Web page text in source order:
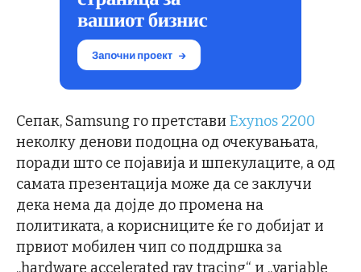
Сепак, Samsung го претстави Exynos 2200
неколку денови подоцна од очекувањата,
поради што се појавија и шпекулаците, а од
самата презентација може да се заклучи
дека нема да дојде до промена на
политиката, а корисниците ќе го добијат и
првиот мобилен чип со поддршка за
„hardware accelerated ray tracing“ и „variable